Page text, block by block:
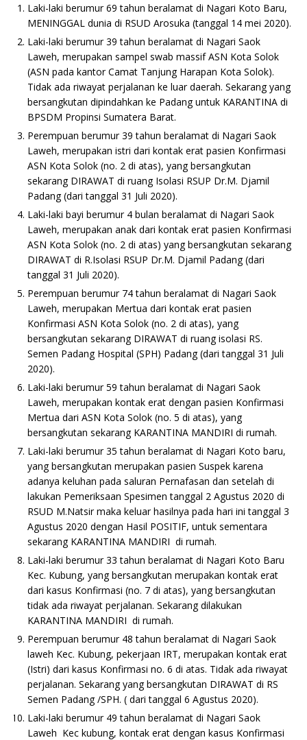
Laki-laki berumur 69 tahun beralamat di Nagari Koto Baru,
MENINGGAL dunia di RSUD Arosuka (tanggal 14 mei 2020).
Laki-laki berumur 39 tahun beralamat di Nagari Saok
Laweh, merupakan sampel swab massif ASN Kota Solok
(ASN pada kantor Camat Tanjung Harapan Kota Solok).
Tidak ada riwayat perjalanan ke luar daerah. Sekarang yang
bersangkutan dipindahkan ke Padang untuk KARANTINA di
BPSDM Propinsi Sumatera Barat.
Perempuan berumur 39 tahun beralamat di Nagari Saok
Laweh, merupakan istri dari kontak erat pasien Konfirmasi
ASN Kota Solok (no. 2 di atas), yang bersangkutan
sekarang DIRAWAT di ruang Isolasi RSUP Dr.M. Djamil
Padang (dari tanggal 31 Juli 2020).
Laki-laki bayi berumur 4 bulan beralamat di Nagari Saok
Laweh, merupakan anak dari kontak erat pasien Konfirmasi
ASN Kota Solok (no. 2 di atas) yang bersangkutan sekarang
DIRAWAT di R.Isolasi RSUP Dr.M. Djamil Padang (dari
tanggal 31 Juli 2020).
Perempuan berumur 74 tahun beralamat di Nagari Saok
Laweh, merupakan Mertua dari kontak erat pasien
Konfirmasi ASN Kota Solok (no. 2 di atas), yang
bersangkutan sekarang DIRAWAT di ruang isolasi RS.
Semen Padang Hospital (SPH) Padang (dari tanggal 31 Juli
2020).
Laki-laki berumur 59 tahun beralamat di Nagari Saok
Laweh, merupakan kontak erat dengan pasien Konfirmasi
Mertua dari ASN Kota Solok (no. 5 di atas), yang
bersangkutan sekarang KARANTINA MANDIRI di rumah.
Laki-laki berumur 35 tahun beralamat di Nagari Koto baru,
yang bersangkutan merupakan pasien Suspek karena
adanya keluhan pada saluran Pernafasan dan setelah di
lakukan Pemeriksaan Spesimen tanggal 2 Agustus 2020 di
RSUD M.Natsir maka keluar hasilnya pada hari ini tanggal 3
Agustus 2020 dengan Hasil POSITIF, untuk sementara
sekarang KARANTINA MANDIRI di rumah.
Laki-laki berumur 33 tahun beralamat di Nagari Koto Baru
Kec. Kubung, yang bersangkutan merupakan kontak erat
dari kasus Konfirmasi (no. 7 di atas), yang bersangkutan
tidak ada riwayat perjalanan. Sekarang dilakukan
KARANTINA MANDIRI di rumah.
Perempuan berumur 48 tahun beralamat di Nagari Saok
laweh Kec. Kubung, pekerjaan IRT, merupakan kontak erat
(Istri) dari kasus Konfirmasi no. 6 di atas. Tidak ada riwayat
perjalanan. Sekarang yang bersangkutan DIRAWAT di RS
Semen Padang /SPH. ( dari tanggal 6 Agustus 2020).
Laki-laki berumur 49 tahun beralamat di Nagari Saok
Laweh Kec kubung, kontak erat dengan kasus Konfirmasi